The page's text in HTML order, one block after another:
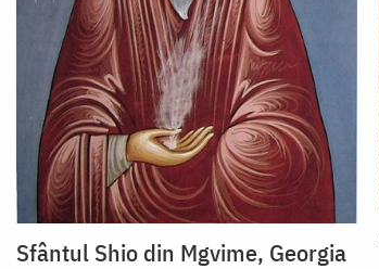
Sfântul Shio din Mgvime, Georgia